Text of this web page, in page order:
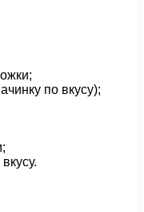
по вкусу);